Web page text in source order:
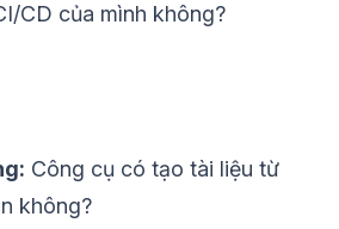
CD của mình không?
Công cụ có tạo tài liệu từ
không?